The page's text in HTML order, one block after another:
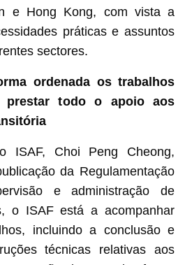
e Hong Kong, com vista a
práticas e assuntos
sectores.
ordenada os trabalhos
prestar todo o apoio aos
ISAF, Choi Peng Cheong,
da Regulamentação
e administração de
o ISAF está a acompanhar
incluindo a conclusão e
técnicas relativas aos